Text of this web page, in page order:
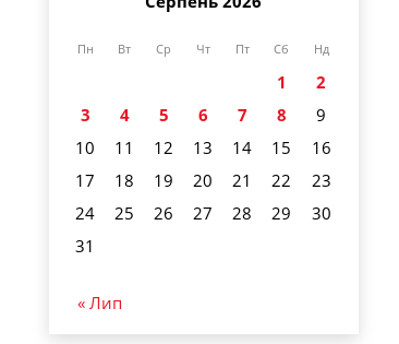
Пн Вт Ср Чт Пт Сб Нд
1
2
3
4 5 6 7 8
9
10
11 12 13 14 15
16
17
18 19 20 21 22
23
24
25 26 27 28 29
30
31
« Лип